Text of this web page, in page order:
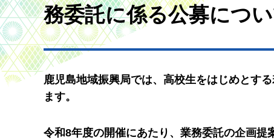
務委託に係る公募につ
鹿児島地域振興局では、高校生をはじめとす
ます。
令和8年度の開催にあたり、業務委託の企画提